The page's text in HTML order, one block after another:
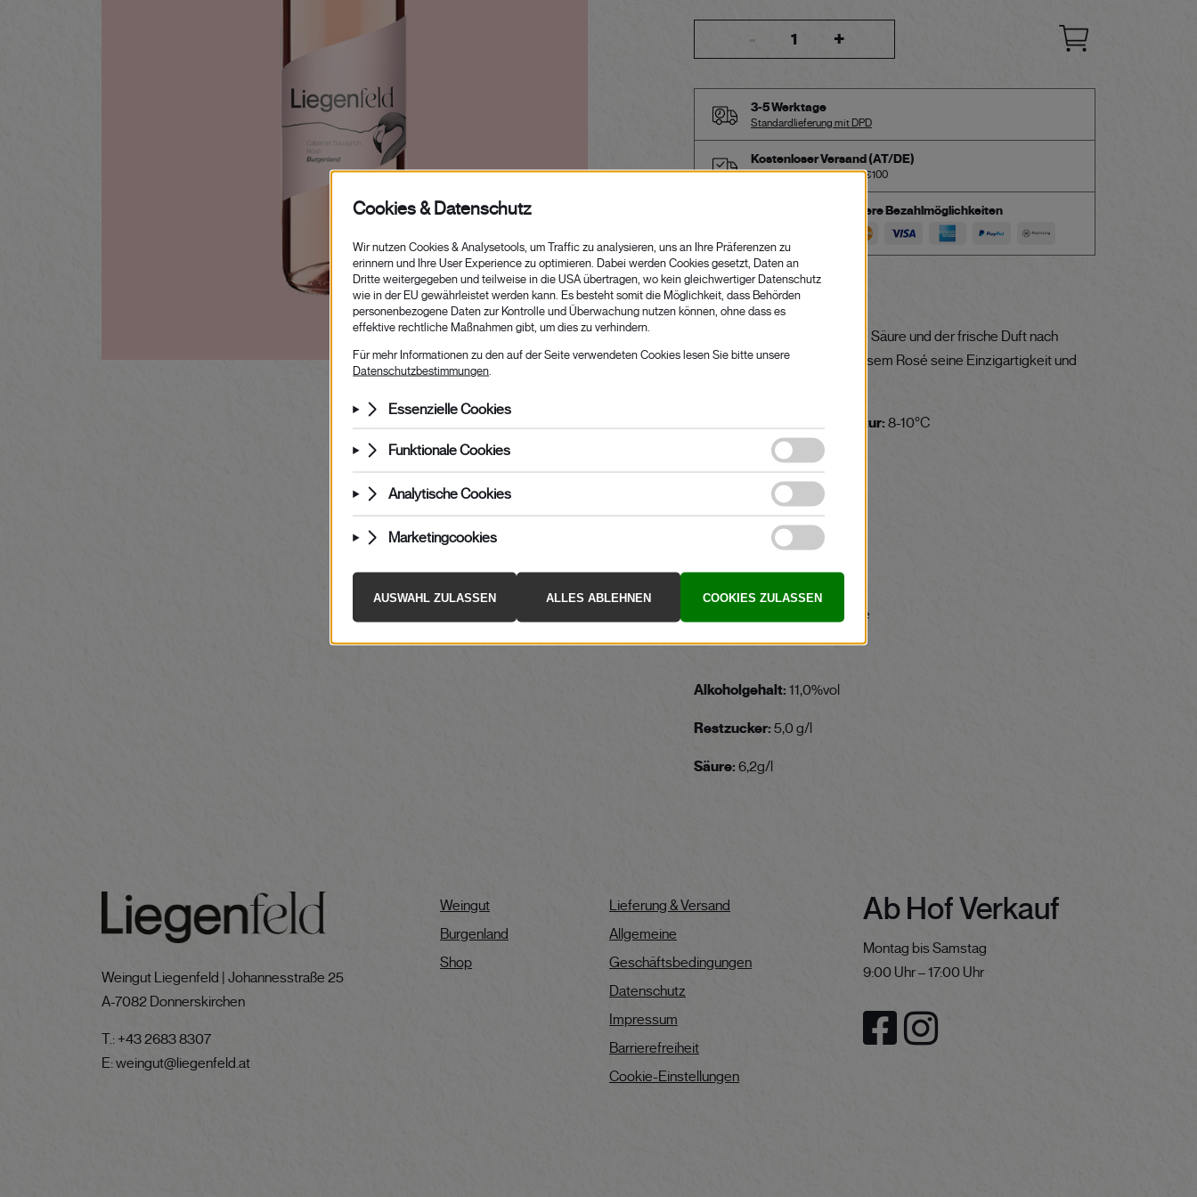
- +
3-5 Werktage
Standardlieferung mit DPD
Kostenloser Versand (AT/DE)
ab einem Bestellwert von €100
Sichere Bezahlmöglichkeiten
PRODUKTBESCHREIBUNG
Rosé all day – Eine lebendige Säure und der frische Duft nach
Walderdbeeren verleihen diesem Rosé seine Einzigartigkeit und
Empfohlene Trinktemperatur: 8-10°C
Restzuckergehalt:trocken
Speisebegleitung: Aperitif
Braunerde
Ausbau:Edelstahl
2 Jahre
Alkoholgehalt: 11,0%vol
Restzucker: 5,0 g/l
Säure: 6,2g/l
Weingut Liegenfeld | Johannesstraße 25
A-7082 Donnerskirchen
T.:+43 2683 8307
E:weingut@liegenfeld.at
Weingut
Burgenland
Shop
Lieferung & Versand
Allgemeine
Geschäftsbedingungen
Datenschutz
Impressum
Barrierefreiheit
Cookie-Einstellungen
Ab Hof Verkauf
Montag bis Samstag
9:00 Uhr – 17:00 Uhr